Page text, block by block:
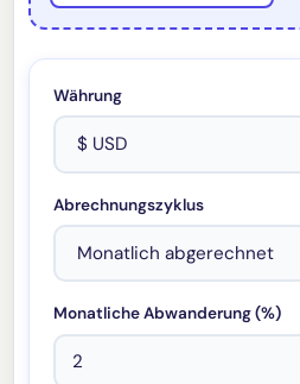
Währung
Abrechnungszyklus
Monatliche Abwanderung (%)